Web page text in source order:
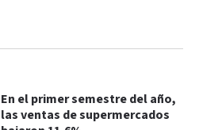
En el primer semestre del año,
las ventas de supermercados